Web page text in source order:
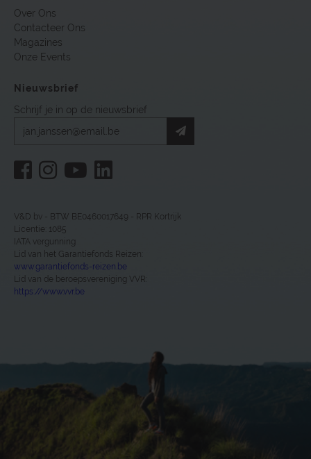
Over Ons
Contacteer Ons
Magazines
Onze Events
Nieuwsbrief
Schrijf je in op de nieuwsbrief
V&D bv - BTW BE0460017649 - RPR Kortrijk
Licentie: 1085
IATA vergunning
Lid van het Garantiefonds Reizen:
www.garantiefonds-reizen.be
Lid van de beroepsvereniging VVR:
https://www.vvr.be